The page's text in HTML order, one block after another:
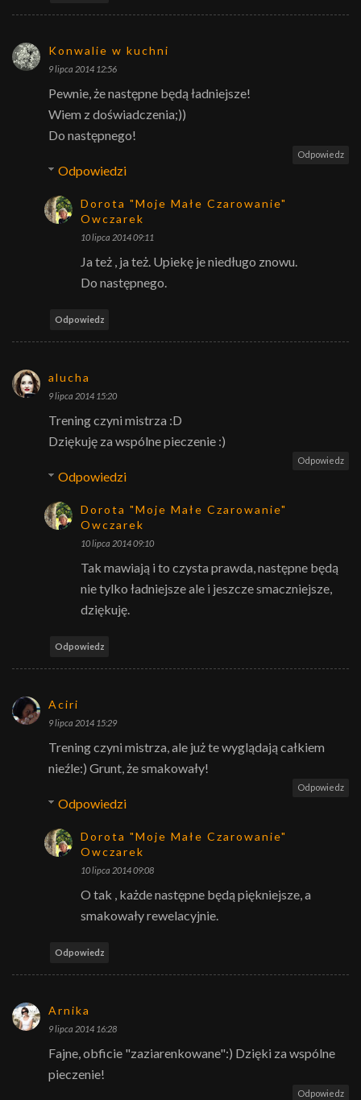
Konwalie w kuchni
9 lipca 2014 12:56
Pewnie, że następne będą ładniejsze!
Wiem z doświadczenia;))
Do następnego!
Odpowiedz
Odpowiedzi
Dorota "Moje Małe Czarowanie"
Owczarek
10 lipca 2014 09:11
Ja też , ja też. Upiekę je niedługo znowu.
Do następnego.
Odpowiedz
alucha
9 lipca 2014 15:20
Trening czyni mistrza :D
Dziękuję za wspólne pieczenie :)
Odpowiedz
Odpowiedzi
Dorota "Moje Małe Czarowanie"
Owczarek
10 lipca 2014 09:10
Tak mawiają i to czysta prawda, następne będą
nie tylko ładniejsze ale i jeszcze smaczniejsze,
dziękuję.
Odpowiedz
Aciri
9 lipca 2014 15:29
Trening czyni mistrza, ale już te wyglądają całkiem
nieźle:) Grunt, że smakowały!
Odpowiedz
Odpowiedzi
Dorota "Moje Małe Czarowanie"
Owczarek
10 lipca 2014 09:08
O tak , każde następne będą piękniejsze, a
smakowały rewelacyjnie.
Odpowiedz
Arnika
9 lipca 2014 16:28
Fajne, obficie "zaziarenkowane":) Dzięki za wspólne
pieczenie!
Odpowiedz